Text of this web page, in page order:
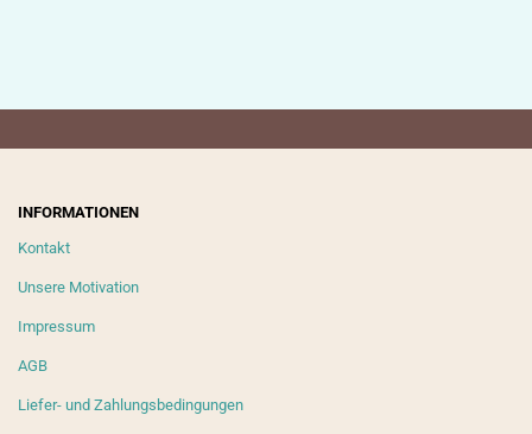
INFORMATIONEN
Kontakt
Unsere Motivation
Impressum
AGB
Liefer- und Zahlungsbedingungen